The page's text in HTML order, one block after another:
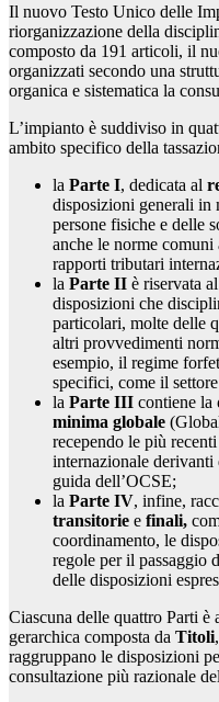
Il nuovo Testo Unico delle
riorganizzazione della
composto da 191 articoli, il
organizzati secondo una
organica e sistematica la
L’impianto è suddiviso in
ambito specifico della
la Parte I, dedicata al
disposizioni generali in
persone fisiche e delle
anche le norme
rapporti tributari
la Parte II è riservata al
disposizioni che
particolari, molte delle
altri provvedimenti
esempio, il regime
specifici, come il
la Parte III contiene la
minima globale
recependo le più
internazionale derivanti
guida dell’OCSE;
la Parte IV, infine,
transitorie e finali,
coordinamento, le
regole per il passaggio
delle disposizioni
Ciascuna delle quattro Parti è
gerarchica composta da Titoli,
raggruppano le disposizioni
consultazione più razionale